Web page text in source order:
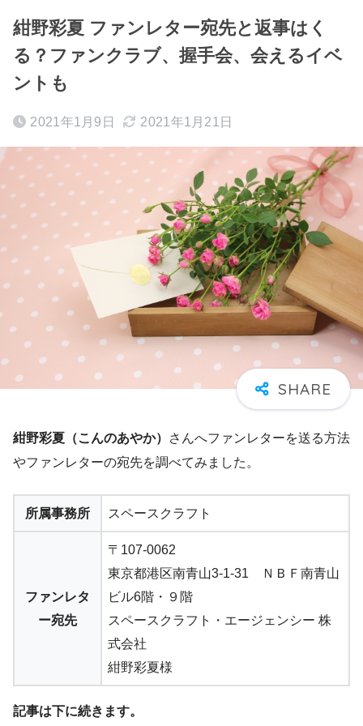
紺野彩夏 ファンレター宛先と返事はく
る？ファンクラブ、握手会、会えるイベ
ントも
2021年1月9日 2021年1月21日
紺野彩夏（こんのあやか）
さんへファンレターを送る方法
やファンレターの宛先を調べてみました。
所属事務所 スペースクラフト
ファンレタ
ー宛先
〒107-0062
東京都港区南青山3-1-31 ＮＢＦ南青山
ビル6階・９階
スペースクラフト・エージェンシー 株
式会社
紺野彩夏様
記事は下に続きます。